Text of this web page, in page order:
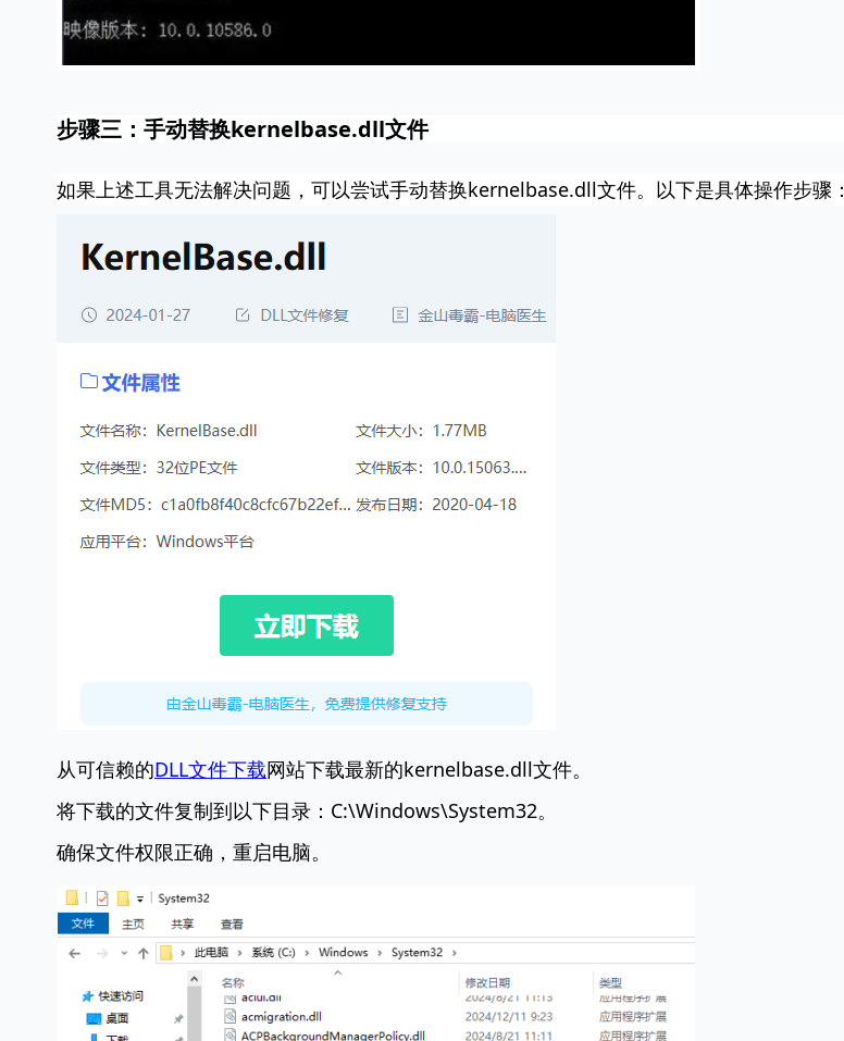
步骤三：手动替换kernelbase.dll文件
如果上述工具无法解决问题，可以尝试手动替换kernelbase.dll文件。以下是具体操作步骤：
从可信赖的DLL文件下载网站下载最新的kernelbase.dll文件。
将下载的文件复制到以下目录： C:\Windows\System32。
确保文件权限正确，重启电脑。